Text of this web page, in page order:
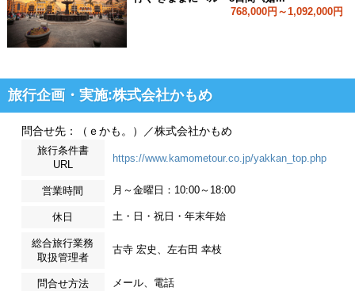
768,000円～1,092,000円
旅行企画・実施:株式会社かもめ
問合せ先：（ｅかも。）／株式会社かもめ
旅行条件書
URL
https://www.kamometour.co.jp/yakkan_top.php
営業時間 月～金曜日：10:00～18:00
休日 土・日・祝日・年末年始
総合旅行業務
取扱管理者
古寺 宏史、左右田 幸枝
問合せ方法 メール、電話